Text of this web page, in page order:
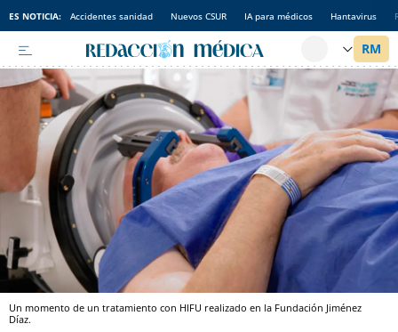
ES NOTICIA: Accidentes sanidad Nuevos CSUR IA para médicos Hantavirus
Un momento de un tratamiento con HIFU realizado en la Fundación Jiménez
Díaz.